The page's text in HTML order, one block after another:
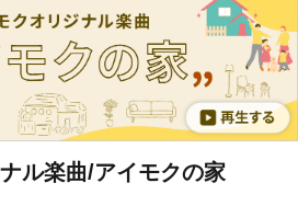
ル楽曲/アイモクの家